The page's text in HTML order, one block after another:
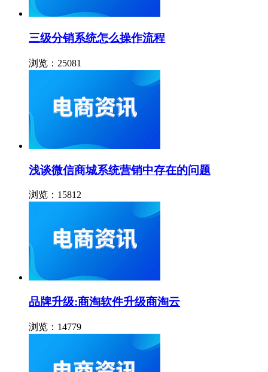
三级分销系统怎么操作流程
浏览：25081
浅谈微信商城系统营销中存在的问题
浏览：15812
品牌升级:商淘软件升级商淘云
浏览：14779